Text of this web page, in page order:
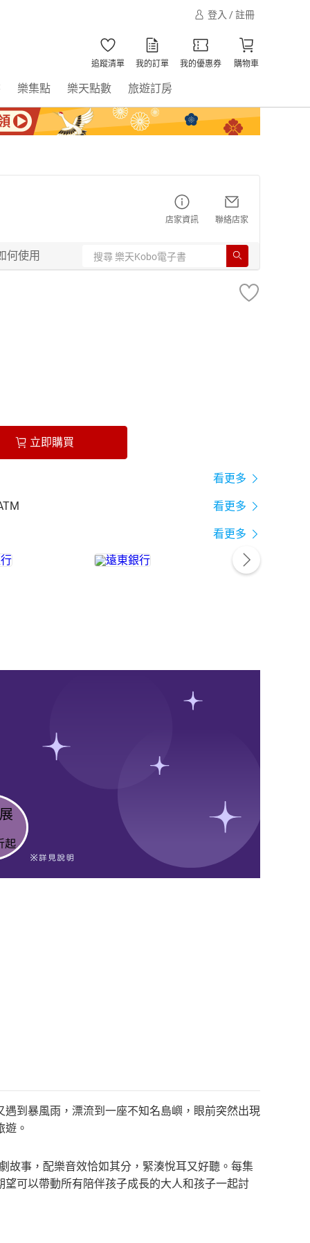
登入 / 註冊
追蹤清單 我的訂單 我的優惠券 購物車
樂集點 樂天點數 旅遊訂房
店家資訊 聯絡店家
何使用
立即購買
看更多
看更多
看更多
到暴風雨，漂流到一座不知名島嶼，眼前突然出現
。
故事，配樂音效恰如其分，緊湊悅耳又好聽。每集
可以帶動所有陪伴孩子成長的大人和孩子一起討